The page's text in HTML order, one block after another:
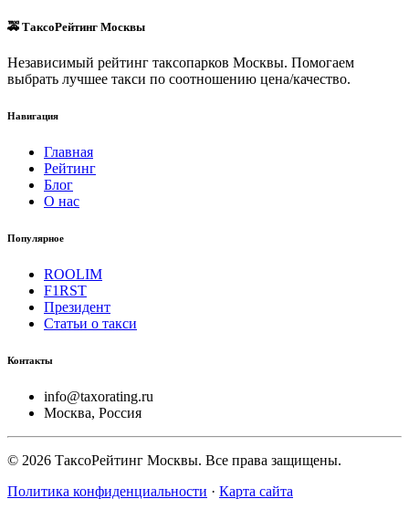
🚕 ТаксоРейтинг Москвы
Независимый рейтинг таксопарков Москвы. Помогаем
выбрать лучшее такси по соотношению цена/качество.
Навигация
Главная
Рейтинг
Блог
О нас
Популярное
ROOLIM
F1RST
Президент
Статьи о такси
Контакты
info@taxorating.ru
Москва, Россия
© 2026 ТаксоРейтинг Москвы. Все права защищены.
Политика конфиденциальности · Карта сайта